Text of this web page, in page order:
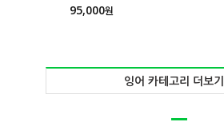
95,000원
잉어 카테고리 더보기